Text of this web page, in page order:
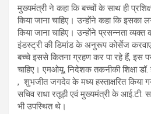
मुख्यमंत्री ने कहा कि बच्चों के साथ ही
किया जाना चाहिए। उन्होंने कहा कि
किया जाना चाहिए। उन्होंने प्रसन्नता
इंडस्ट्री की डिमांड के अनुरूप कोर्सेज
बच्चे इससे कितना ग्रहण कर पा रहे हैं, इस
चाहिए। एमओयू, निदेशक तकनीकी शिक्षा
, शुभजीत जगदेव के मध्य हस्ताक्षरित
सचिव राधा रतूड़ी एवं मुख्यमंत्री के आई.टी.
भी उपस्थित थे।